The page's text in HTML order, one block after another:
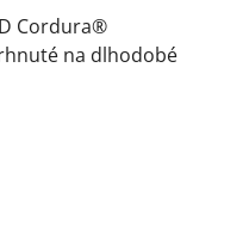
Cordura®
na dlhodobé